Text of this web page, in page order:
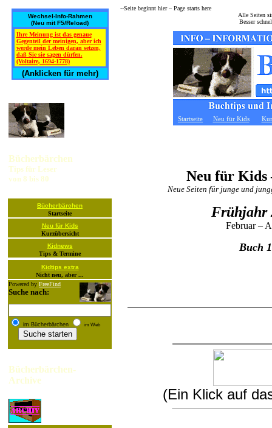
Wechsel-Info-Rahmen
(Neu mit F5/Reload)
Ihre Meinung ist das genaue
Gegenteil der meinigen, aber ich
werde mein Leben daran setzen,
daß Sie sie sagen dürfen.
(Voltaire, 1694-1778)
(Anklicken für mehr)
Bücherbärchen
Tips für Leser
von 8 bis 80
Bücherbärchen
Startseite
Neu für Kids
Kurzübersicht
Kidnews
Tips & Termine
Kidtips extra
Nicht neu, aber ...
Powered by FreeFind
Suche nach:
im Bücherbärchen im Web
Bücherbärchen-
Archive
--Seite beginnt hier – Page starts here­
Alle Seiten
Besser
Startseite Neu für Kids
Neu für Kids
Neue Seiten für junge und
Frühjahr
Februar –
Buch 1
(Ein Klick auf